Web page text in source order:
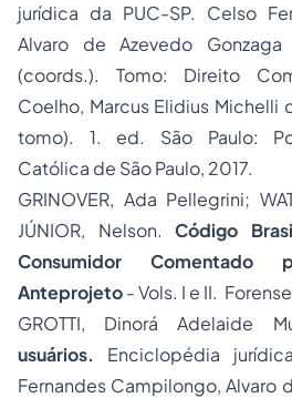
jurídica da PUC-SP. Celso
Alvaro de Azevedo
(coords.). Tomo: Direito
Coelho, Marcus Elidius
tomo). 1. ed. São Paulo:
Católica de São Paulo, 2017.
GRINOVER, Ada Pellegrini;
JÚNIOR, Nelson.Código
Consumidor
Anteprojeto- Vols. I e II.
GROTTI, Dinorá Adelaide
usuários. Enciclopédia
Fernandes Campilongo, Alvaro